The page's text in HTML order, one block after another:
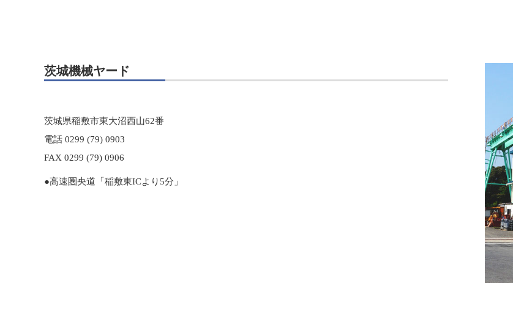
茨城機械ヤード
茨城県稲敷市東大沼西山62番
電話 0299 (79) 0903
FAX 0299 (79) 0906
●高速圏央道「稲敷東ICより5分」